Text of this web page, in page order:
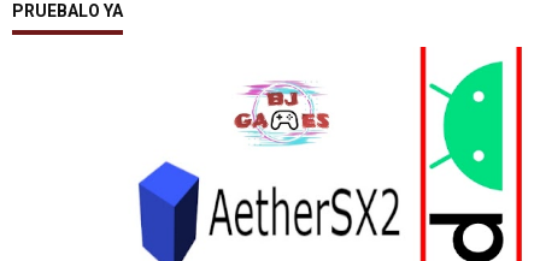
PRUEBALO YA